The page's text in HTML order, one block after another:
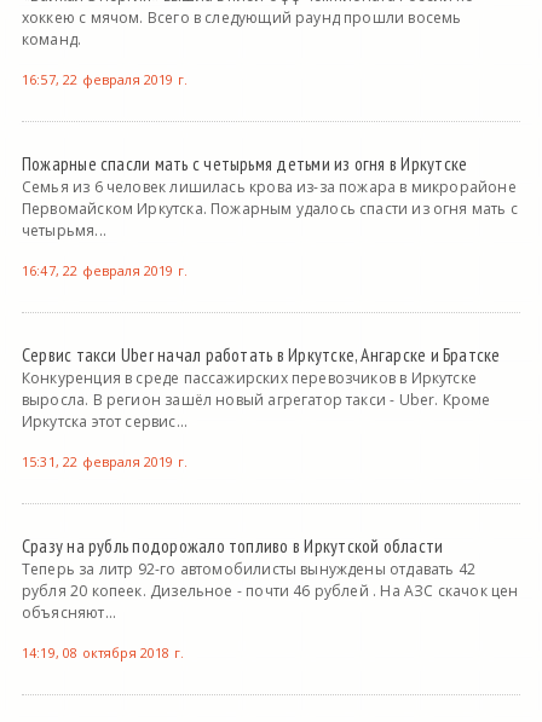
хоккею с мячом. Всего в следующий раунд прошли восемь
команд.
16:57, 22 февраля 2019 г.
Пожарные спасли мать с четырьмя детьми из огня в Иркутске
Семья из 6 человек лишилась крова из-за пожара в микрорайоне
Первомайском Иркутска. Пожарным удалось спасти из огня мать с
четырьмя...
16:47, 22 февраля 2019 г.
Сервис такси Uber начал работать в Иркутске, Ангарске и Братске
Конкуренция в среде пассажирских перевозчиков в Иркутске
выросла. В регион зашёл новый агрегатор такси - Uber. Кроме
Иркутска этот сервис...
15:31, 22 февраля 2019 г.
Сразу на рубль подорожало топливо в Иркутской области
Теперь за литр 92-го автомобилисты вынуждены отдавать 42
рубля 20 копеек. Дизельное - почти 46 рублей . На АЗС скачок цен
объясняют...
14:19, 08 октября 2018 г.